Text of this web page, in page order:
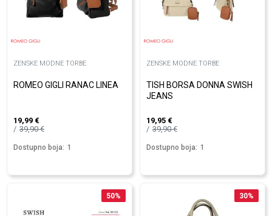
ZENSKE MODNE TORBE
ROMEO GIGLI RANAC LINEA
19,99 €
39,90€
Dostupno boja: 1
ZENSKE MODNE TORBE
TISH BORSA DONNA SWISH
JEANS
19,95 €
39,90€
Dostupno boja: 1
50% 30%